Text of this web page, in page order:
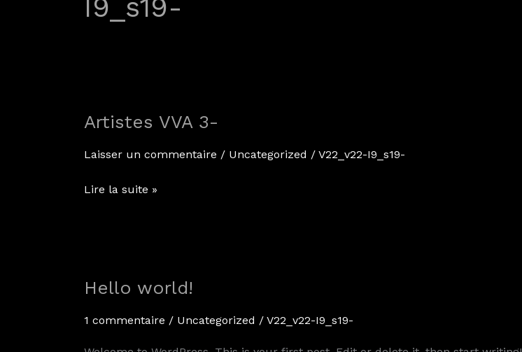
I9_s19-
Artistes VVA 3-
Laisser un commentaire / Uncategorized / V22_v22-I9_s19-
Artistes
3-
Lire la suite »
Hello world!
1 commentaire / Uncategorized / V22_v22-I9_s19-
Hello